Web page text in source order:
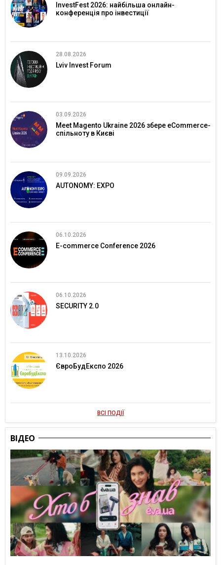
InvestFest 2026: найбільша онлайн-
конференція про інвестиції
28.08.2026
Lviv Invest Forum
03.09.2026
Meet Magento Ukraine 2026 збере eCommerce-
спільноту в Києві
09.09.2026
AUTONOMY: EXPO
06.10.2026
E-commerce Conference 2026
06.10.2026
SECURITY 2.0
13.10.2026
ЄвроБудЕкспо 2026
ВСІ ПОДІЇ
ВІДЕО